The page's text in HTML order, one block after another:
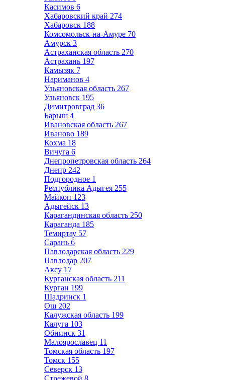
Касимов 6
Хабаровский край 274
Хабаровск 188
Комсомольск-на-Амуре 70
Амурск 3
Астраханская область 270
Астрахань 197
Камызяк 7
Нариманов 4
Ульяновская область 267
Ульяновск 195
Димитровград 36
Барыш 4
Ивановская область 267
Иваново 189
Кохма 18
Вичуга 6
Днепропетровская область 264
Днепр 242
Подгородное 1
Республика Адыгея 255
Майкоп 123
Адыгейск 13
Карагандинская область 250
Караганда 185
Темиртау 57
Сарань 6
Павлодарская область 229
Павлодар 207
Аксу 17
Курганская область 211
Курган 199
Шадринск 1
Ош 202
Калужская область 199
Калуга 103
Обнинск 31
Малоярославец 11
Томская область 197
Томск 155
Северск 13
Стрежевой 8